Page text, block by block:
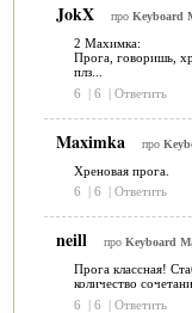
JokX про Keyboard
2 Махимка:
Прога, говоришь,
плз...
6
| 6 | Ответить
Maximka про
Хреновая прога.
6
| 6 | Ответить
neill про Keyboard
Прога классная!
количество
6
| 6 | Ответить